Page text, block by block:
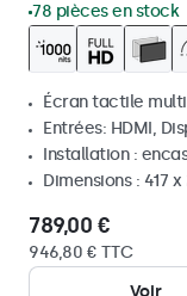
78 pièces en stock
Écran tactile
Entrées: HDMI,
Installation :
Dimensions : 417
789,00 €
946,80 € TTC
Voir